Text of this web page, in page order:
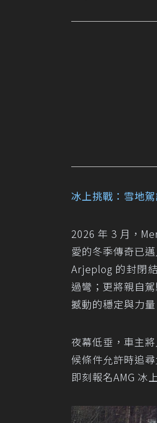
冰上挑戰：雪地
2026 年 3 月，
愛的冬季傳奇已
Arjeplog 的封閉
過彎；更將親自
撼動的穩定與力量
夜幕低垂，車主
候條件允許時追
即刻報名AMG 冰